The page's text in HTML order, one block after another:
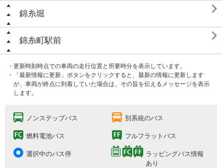
錦糸堀 
錦糸町駅前 
・更新時刻時点での車両の走行位置と所要時分を表示しています。
・「最新情報に更新」ボタンをクリックすると、最新の情報に更新します
が、車両が終点に到着していた場合は、その旨を伝えるメッセージを表示
します。
ノンステップバス 別系統のバス
燃料電池バス フルフラットバス
選択中のバス停
ラッピングバス情報
あり